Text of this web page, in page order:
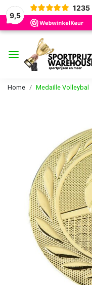
9,5
1235
Home Medaille Volleybal
Vorige